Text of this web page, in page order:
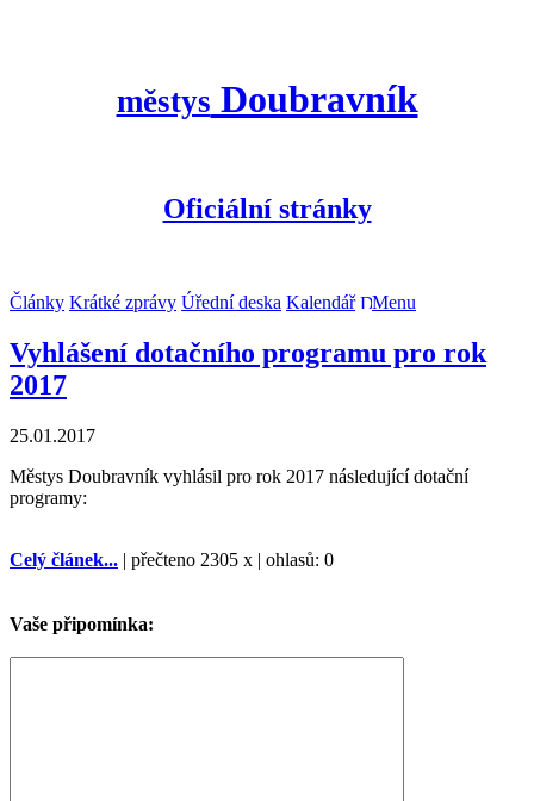
městys Doubravník
Oficiální stránky
Články Krátké zprávy Úřední deska Kalendář Menu
Vyhlášení dotačního programu pro rok
2017
25.01.2017
Městys Doubravník vyhlásil pro rok 2017 následující dotační
programy:
Celý článek... | přečteno 2305 x | ohlasů: 0
Vaše připomínka: